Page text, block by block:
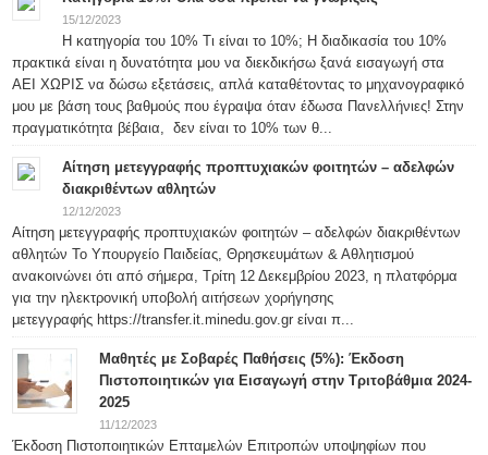
15/12/2023
Η κατηγορία του 10% Τι είναι το 10%; Η διαδικασία του 10%
πρακτικά είναι η δυνατότητα μου να διεκδικήσω ξανά εισαγωγή στα
ΑΕΙ ΧΩΡΙΣ να δώσω εξετάσεις, απλά καταθέτοντας το μηχανογραφικό
μου με βάση τους βαθμούς που έγραψα όταν έδωσα Πανελλήνιες! Στην
πραγματικότητα βέβαια, δεν είναι το 10% των θ...
Αίτηση μετεγγραφής προπτυχιακών φοιτητών – αδελφών
διακριθέντων αθλητών
12/12/2023
Αίτηση μετεγγραφής προπτυχιακών φοιτητών – αδελφών διακριθέντων
αθλητών Το Υπουργείο Παιδείας, Θρησκευμάτων & Αθλητισμού
ανακοινώνει ότι από σήμερα, Τρίτη 12 Δεκεμβρίου 2023, η πλατφόρμα
για την ηλεκτρονική υποβολή αιτήσεων χορήγησης
μετεγγραφής https://transfer.it.minedu.gov.gr είναι π...
Μαθητές με Σοβαρές Παθήσεις (5%): Έκδοση
Πιστοποιητικών για Εισαγωγή στην Τριτοβάθμια 2024-
2025
11/12/2023
Έκδοση Πιστοποιητικών Επταμελών Επιτροπών υποψηφίων που